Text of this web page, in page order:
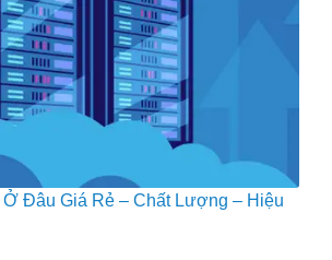
Ở Đâu Giá Rẻ – Chất Lượng – Hiệu